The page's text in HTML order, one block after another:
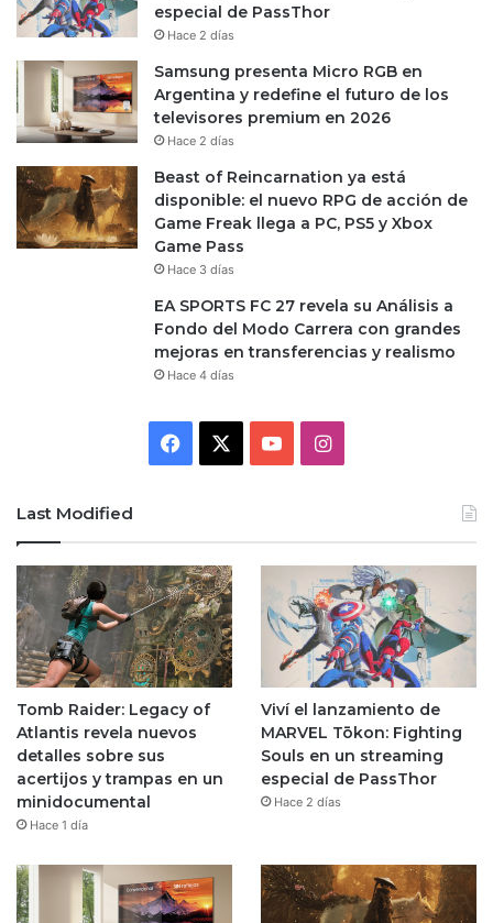
especial de PassThor
Hace 2 días
Samsung presenta Micro RGB en
Argentina y redefine el futuro de los
televisores premium en 2026
Hace 2 días
Beast of Reincarnation ya está
disponible: el nuevo RPG de acción de
Game Freak llega a PC, PS5 y Xbox
Game Pass
Hace 3 días
EA SPORTS FC 27 revela su Análisis a
Fondo del Modo Carrera con grandes
mejoras en transferencias y realismo
Hace 4 días
Facebook YouTubeInstagram
Last Modified
Tomb Raider: Legacy of
Atlantis revela nuevos
detalles sobre sus
acertijos y trampas en un
minidocumental
Hace 1 día
Viví el lanzamiento de
MARVEL Tōkon: Fighting
Souls en un streaming
especial de PassThor
Hace 2 días